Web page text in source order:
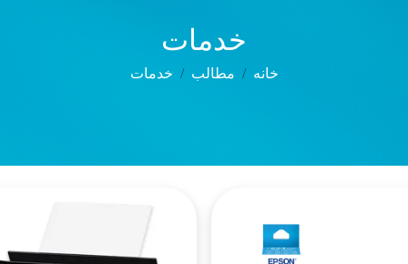
خدمات
خانه مطالب خدمات